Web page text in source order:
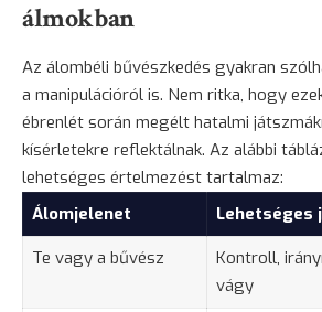
álmokban
Az álombéli bűvészkedés gyakran
a manipulációról is. Nem ritka, hogy
ébrenlét során megélt hatalmi
kísérletekre reflektálnak. Az alábbi
lehetséges értelmezést tartalmaz:
Álomjelenet
Lehetséges
Te vagy a bűvész
Kontroll,
vágy